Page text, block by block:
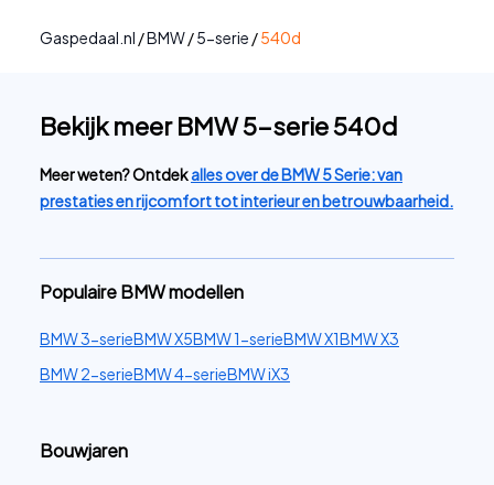
Gaspedaal.nl /BMW/5-serie /540d
Bekijk meer BMW 5-serie 540d
Meer weten? Ontdekalles over de BMW 5 Serie: van
prestaties en rijcomfort tot interieur en betrouwbaarheid.
Populaire BMW modellen
BMW 3-serieBMW X5BMW 1-serieBMW X1BMW X3
BMW 2-serieBMW 4-serieBMW iX3
Bouwjaren